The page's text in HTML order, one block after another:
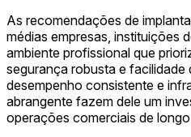
As recomendações de
médias empresas, instituições
ambiente profissional que
segurança robusta e facilidade
desempenho consistente e
abrangente fazem dele um
operações comerciais de